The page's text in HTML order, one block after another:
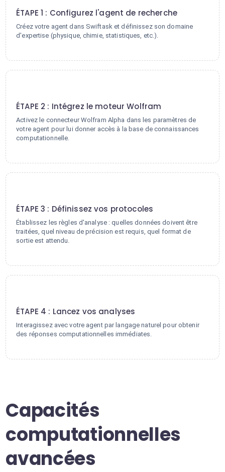
ÉTAPE 1 : Configurez l'agent de recherche
Créez votre agent dans Swiftask et définissez son domaine
d'expertise (physique, chimie, statistiques, etc.).
ÉTAPE 2 : Intégrez le moteur Wolfram
Activez le connecteur Wolfram Alpha dans les paramètres de
votre agent pour lui donner accès à la base de connaissances
computationnelle.
ÉTAPE 3 : Définissez vos protocoles
Établissez les règles d'analyse : quelles données doivent être
traitées, quel niveau de précision est requis, quel format de
sortie est attendu.
ÉTAPE 4 : Lancez vos analyses
Interagissez avec votre agent par langage naturel pour obtenir
des réponses computationnelles immédiates.
Capacités
computationnelles
avancées